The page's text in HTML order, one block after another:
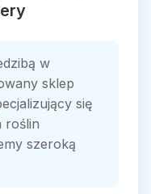
w
sklep
się
roślin
szeroką